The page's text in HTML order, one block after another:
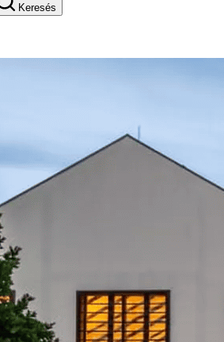
Keresés